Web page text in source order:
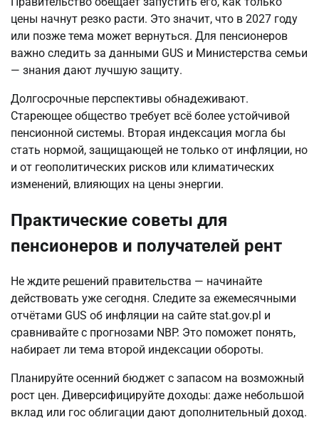
цены начнут резко расти. Это значит, что в 2027 году
или позже тема может вернуться. Для пенсионеров
важно следить за данными GUS и Министерства семьи
— знания дают лучшую защиту.
Долгосрочные перспективы обнадеживают.
Стареющее общество требует всё более устойчивой
пенсионной системы. Вторая индексация могла бы
стать нормой, защищающей не только от инфляции, но
и от геополитических рисков или климатических
изменений, влияющих на цены энергии.
Практические советы для
пенсионеров и получателей рент
Не ждите решений правительства — начинайте
действовать уже сегодня. Следите за ежемесячными
отчётами GUS об инфляции на сайте stat.gov.pl и
сравнивайте с прогнозами NBP. Это поможет понять,
набирает ли тема второй индексации обороты.
Планируйте осенний бюджет с запасом на возможный
рост цен. Диверсифицируйте доходы: даже небольшой
вклад или гос облигации дают дополнительный доход.